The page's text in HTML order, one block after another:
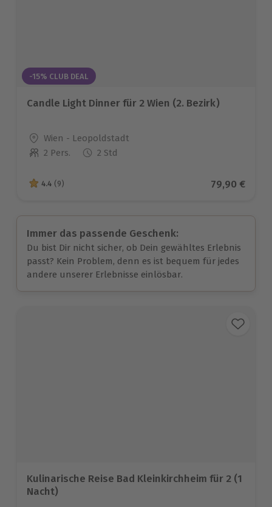
-15% CLUB DEAL
Candle Light Dinner für 2 Wien (2. Bezirk)
Standort
Wien - Leopoldstadt
Anzahl der Teilnehmer
2 Pers. 2 Std
4.4 von 5 Sternen basierend auf 9 Bewertungen
4.4 (9) Aktueller
79,90 €
Immer das passende Geschenk:
Du bist Dir nicht sicher, ob Dein gewähltes Erlebnis
passt? Kein Problem, denn es ist bequem für jedes
andere unserer Erlebnisse einlösbar.
Kulinarische Reise Bad Kleinkirchheim für 2 (1
Nacht)